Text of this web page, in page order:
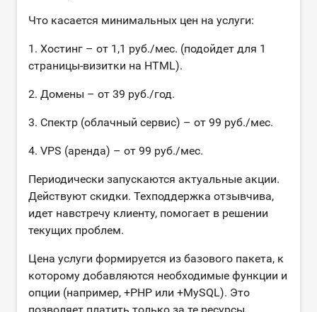
Что касается минимальных цен на услуги:
1. Хостинг – от 1,1 руб./мес. (подойдет для 1
страницы-визитки на HTML).
2. Домены – от 39 руб./год.
3. Спектр (облачный сервис) – от 99 руб./мес.
4. VPS (аренда) – от 99 руб./мес.
Периодически запускаются актуальные акции.
Действуют скидки. Техподдержка отзывчива,
идет навстречу клиенту, помогает в решении
текущих проблем.
Цена услуги формируется из базового пакета, к
которому добавляются необходимые функции и
опции (например, +PHP или +MySQL). Это